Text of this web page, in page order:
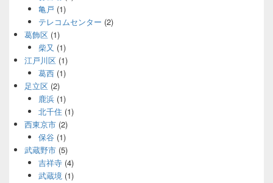
亀戸 (1)
テレコムセンター (2)
葛飾区 (1)
柴又 (1)
江戸川区 (1)
葛西(1)
足立区 (2)
鹿浜(1)
北千住 (1)
西東京市 (2)
保谷(1)
武蔵野市 (5)
吉祥寺(4)
武蔵境(1)